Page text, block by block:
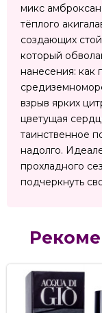
микс
тёплого
создающих
который
нанесения: как
взрыв ярких
цветущая
таинственное
надолго.
прохладного
подчеркнуть